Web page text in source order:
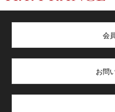
会
お問